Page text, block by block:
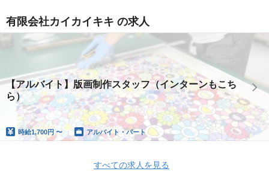
有限会社カイカイキキ の求人
【アルバイト】版画制作スタッフ（インターンもこち
ら）
時給1,700円 〜 アルバイト・パート
すべての求人を見る